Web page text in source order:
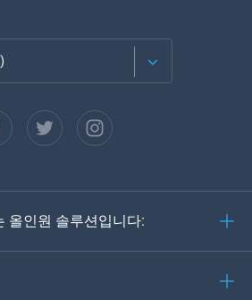
올인원 솔루션입니다: